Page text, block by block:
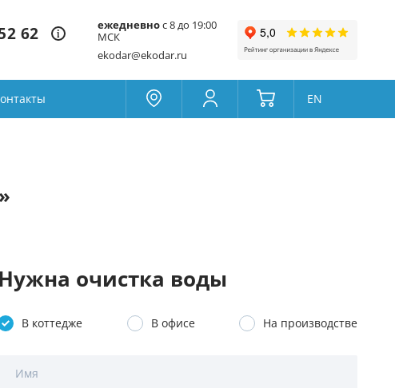
62 ежедневнос 8 до 19:00
МСК
ekodar@ekodar.ru
EN
Нужна очистка воды
В коттедже В офисе На производстве
Имя